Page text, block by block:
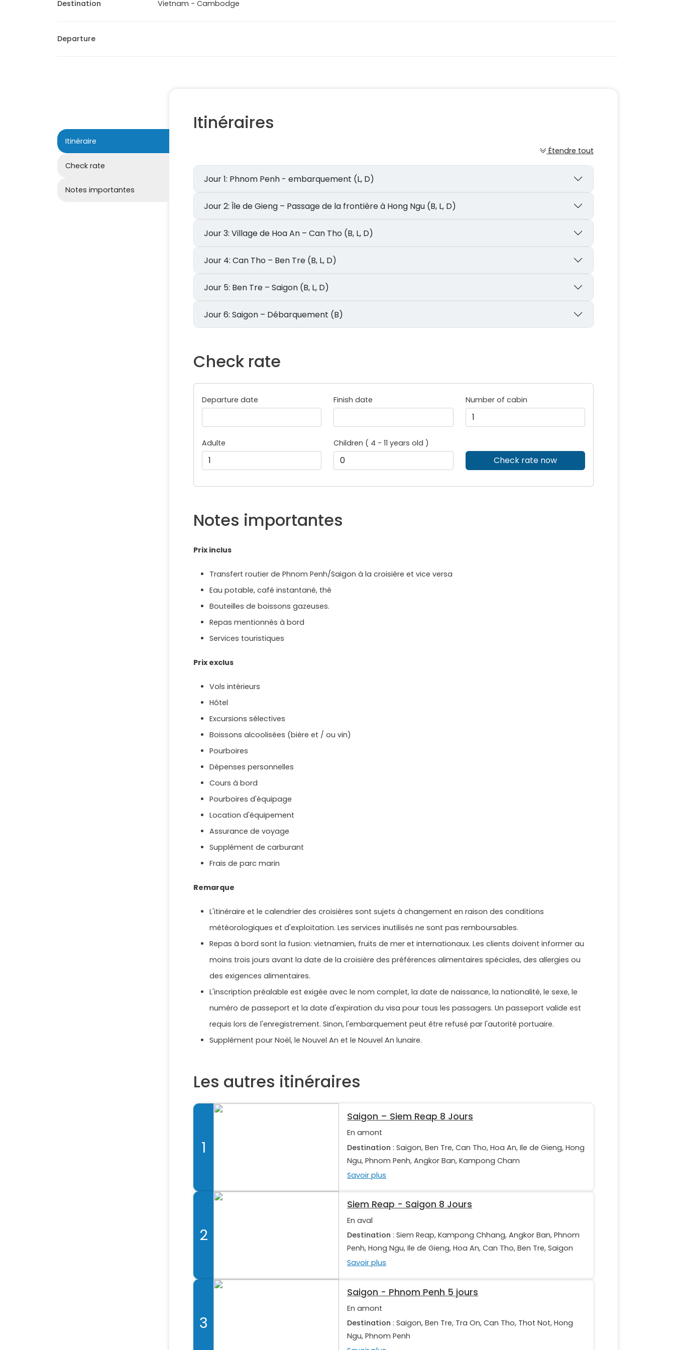
Destination Vietnam - Cambodge
Departure
Itinéraire
Check rate
Notes importantes
Itinéraires
Étendre tout
Jour 1: Phnom Penh - embarquement (L, D)
Jour 2: Île de Gieng – Passage de la frontière à Hong Ngu (B, L, D)
Jour 3: Village de Hoa An – Can Tho (B, L, D)
Jour 4: Can Tho – Ben Tre (B, L, D)
Jour 5: Ben Tre – Saigon (B, L, D)
Jour 6: Saigon – Débarquement (B)
Check rate
Departure date Finish date Number of cabin
Adulte Children ( 4 - 11 years old )
Check rate now
Notes importantes
Prix inclus
Transfert routier de Phnom Penh/Saigon à la croisière et vice versa
Eau potable, café instantané, thé
Bouteilles de boissons gazeuses.
Repas mentionnés à bord
Services touristiques
Prix exclus
Vols intérieurs
Hôtel
Excursions sélectives
Boissons alcoolisées (bière et / ou vin)
Pourboires
Dépenses personnelles
Cours à bord
Pourboires d'équipage
Location d'équipement
Assurance de voyage
Supplément de carburant
Frais de parc marin
Remarque
L'itinéraire et le calendrier des croisières sont sujets à changement en raison des conditions
météorologiques et d'exploitation. Les services inutilisés ne sont pas remboursables.
Repas à bord sont la fusion: vietnamien, fruits de mer et internationaux. Les clients doivent informer au
moins trois jours avant la date de la croisière des préférences alimentaires spéciales, des allergies ou
des exigences alimentaires.
L'inscription préalable est exigée avec le nom complet, la date de naissance, la nationalité, le sexe, le
numéro de passeport et la date d'expiration du visa pour tous les passagers. Un passeport valide est
requis lors de l'enregistrement. Sinon, l'embarquement peut être refusé par l'autorité portuaire.
Supplément pour Noël, le Nouvel An et le Nouvel An lunaire.
Les autres itinéraires
1
Saigon – Siem Reap 8 Jours
En amont
Destination : Saigon, Ben Tre, Can Tho, Hoa An, Ile de Gieng, Hong
Ngu, Phnom Penh, Angkor Ban, Kampong Cham
Savoir plus
2
Siem Reap - Saigon 8 Jours
En aval
Destination : Siem Reap, Kampong Chhang, Angkor Ban, Phnom
Penh, Hong Ngu, Ile de Gieng, Hoa An, Can Tho, Ben Tre, Saigon
Savoir plus
3
Saigon - Phnom Penh 5 jours
En amont
Destination : Saigon, Ben Tre, Tra On, Can Tho, Thot Not, Hong
Ngu, Phnom Penh